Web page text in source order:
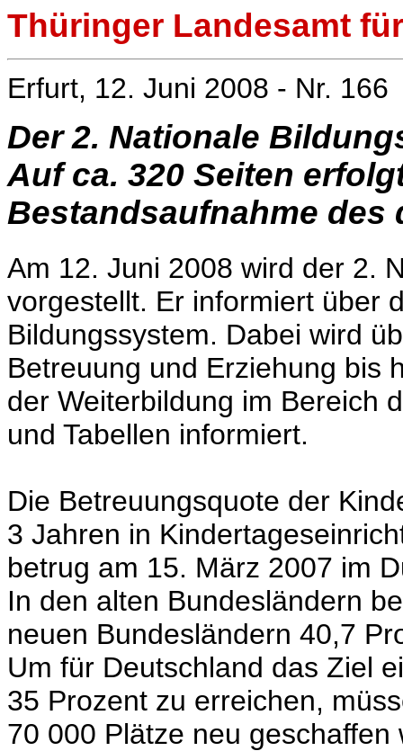
Thüringer Landesamt
Erfurt, 12. Juni 2008 - Nr. 166
Der 2. Nationale
Auf ca. 320 Seiten
Bestandsaufnahme
Am 12. Juni 2008 wird der 2.
vorgestellt. Er informiert über
Bildungssystem. Dabei wird
Betreuung und Erziehung bis
der Weiterbildung im Bereich
und Tabellen informiert.
Die Betreuungsquote der
3 Jahren in
betrug am 15. März 2007 im
In den alten Bundesländern
neuen Bundesländern 40,7
Um für Deutschland das Ziel
35 Prozent zu erreichen,
70 000 Plätze neu geschaffen